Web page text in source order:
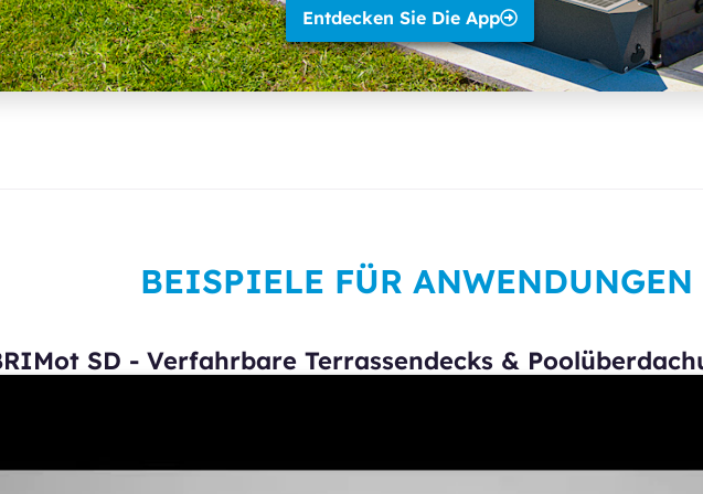
Entdecken Sie Die App
BEISPIELE FÜR ANWENDUNGEN
SD - Verfahrbare Terrassendecks &